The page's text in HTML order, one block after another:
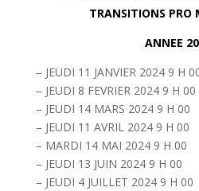
TRANSITIONS PRO
ANNEE
– JEUDI 11 JANVIER 2024 9 H
– JEUDI 8 FEVRIER 2024 9 H 00
– JEUDI 14 MARS 2024 9 H 00
– JEUDI 11 AVRIL 2024 9 H 00
– MARDI 14 MAI 2024 9 H 00
– JEUDI 13 JUIN 2024 9 H 00
– JEUDI 4 JUILLET 2024 9 H 00